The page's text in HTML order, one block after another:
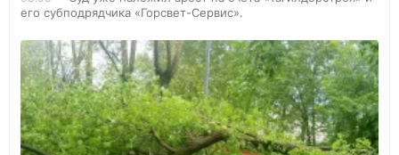
его субподрядчика «Горсвет-Сервис».